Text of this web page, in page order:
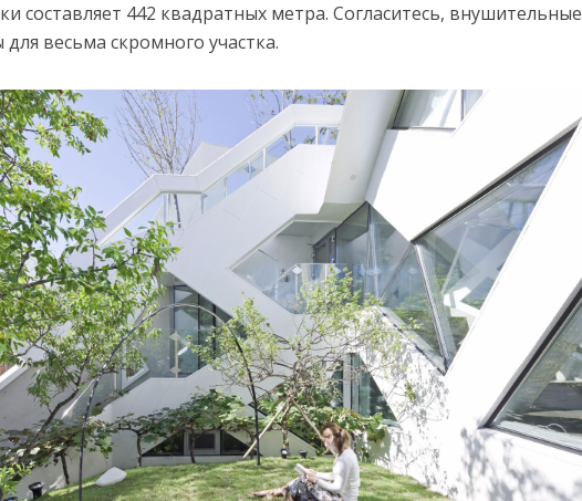
составляет 442 квадратных метра. Согласитесь, внушительные
весьма скромного участка.